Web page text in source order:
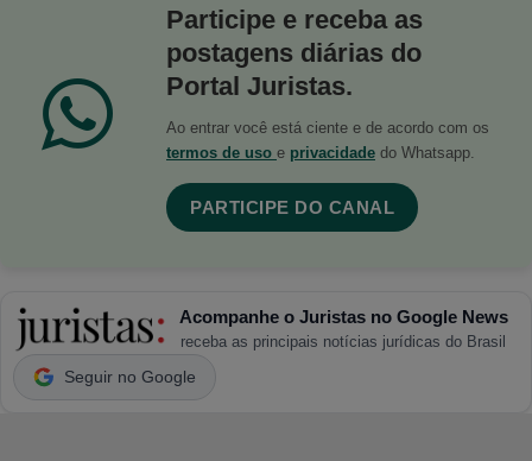
Participe e receba as
postagens diárias do
Portal Juristas.
Ao entrar você está ciente e de acordo com os
termos de uso e privacidade do Whatsapp.
PARTICIPE DO CANAL
Acompanhe o Juristas no Google News
receba as principais notícias jurídicas do Brasil
Seguir no Google